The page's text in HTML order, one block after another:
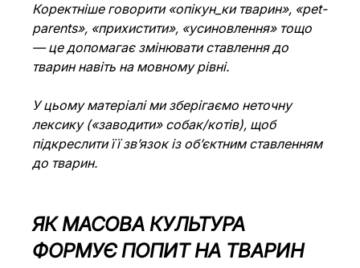
Коректніше говорити «опікун_ки тварин», «pet-
parents», «прихистити», «усиновлення» тощо
— це допомагає змінювати ставлення до
тварин навіть на мовному рівні.
У цьому матеріалі ми зберігаємо неточну
лексику («заводити» собак/котів), щоб
підкреслити її зв’язок із об’єктним ставленням
до тварин.
ЯК МАСОВА КУЛЬТУРА
ФОРМУЄ ПОПИТ НА ТВАРИН